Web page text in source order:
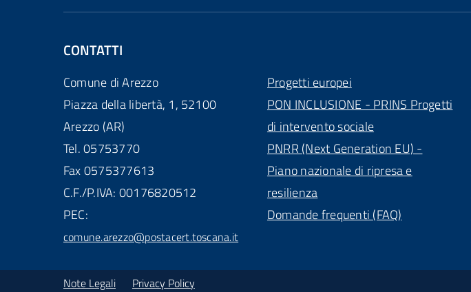
CONTATTI
Comune di Arezzo
Piazza della libertà, 1, 52100
Arezzo (AR)
Tel. 05753770
Fax 0575377613
C.F./P.IVA: 00176820512
PEC:
comune.arezzo@postacert.toscana.it
Progetti europei
PON INCLUSIONE - PRINS Progetti
di intervento sociale
PNRR (Next Generation EU) -
Piano nazionale di ripresa e
resilienza
Domande frequenti (FAQ)
Note Legali Privacy Policy